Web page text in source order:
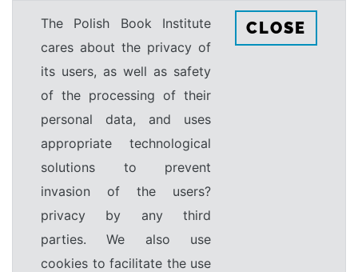
The Polish Book Institute
cares about the privacy of
its users, as well as safety
of the processing of their
personal data, and uses
appropriate technological
solutions to prevent
invasion of the users?
privacy by any third
parties. We also use
cookies to facilitate the use
CLOSE